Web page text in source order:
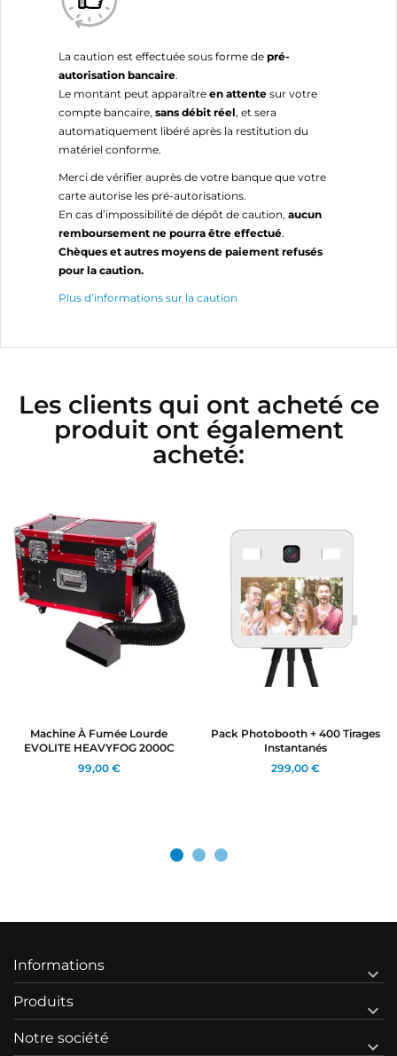
La caution est effectuée sous forme de pré-
autorisation bancaire.
Le montant peut apparaître en attente sur votre
compte bancaire, sans débit réel, et sera
automatiquement libéré après la restitution du
matériel conforme.
Merci de vérifier auprès de votre banque que votre
carte autorise les pré-autorisations.
En cas d’impossibilité de dépôt de caution, aucun
remboursement ne pourra être effectué.
Chèques et autres moyens de paiement refusés
pour la caution.
Plus d’informations sur la caution
Les clients qui ont acheté ce
produit ont également
acheté:
Machine À Fumée Lourde
EVOLITE HEAVYFOG 2000C
99,00 €
Pack Photobooth + 400 Tirages
Instantanés
299,00 €
Informations 
Produits 
Notre société 